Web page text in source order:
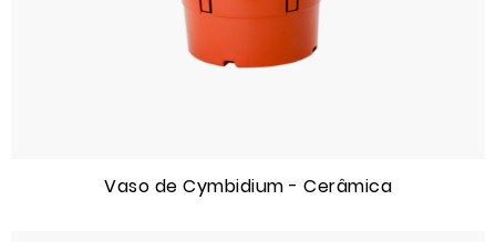
Vaso de Cymbidium - Cerâmica